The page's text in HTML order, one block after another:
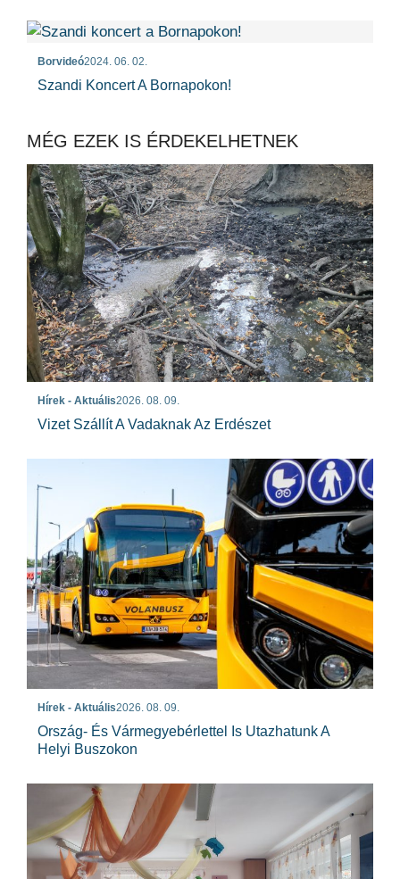
Borvideó2024. 06. 02.
Szandi Koncert A Bornapokon!
MÉG EZEK IS ÉRDEKELHETNEK
Hírek - Aktuális2026. 08. 09.
Vizet Szállít A Vadaknak Az Erdészet
Hírek - Aktuális2026. 08. 09.
Ország- És Vármegyebérlettel Is Utazhatunk A
Helyi Buszokon